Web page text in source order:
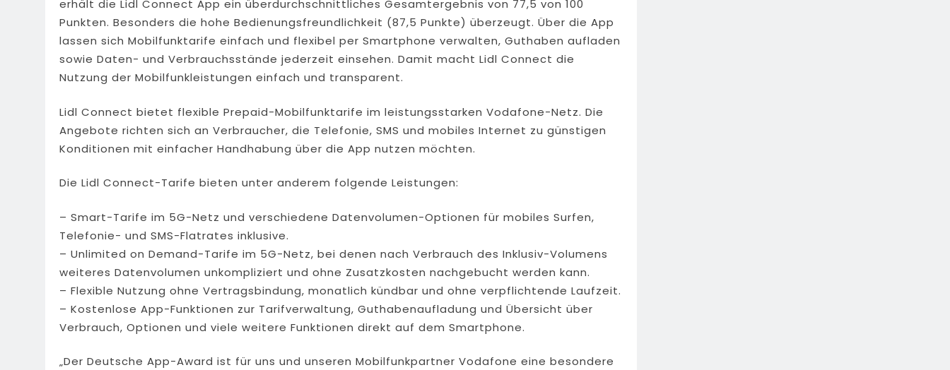
erhält die Lidl Connect App ein überdurchschnittliches Gesamtergebnis von 77,5 von 100
Punkten. Besonders die hohe Bedienungsfreundlichkeit (87,5 Punkte) überzeugt. Über die App
lassen sich Mobilfunktarife einfach und flexibel per Smartphone verwalten, Guthaben aufladen
sowie Daten- und Verbrauchsstände jederzeit einsehen. Damit macht Lidl Connect die
Nutzung der Mobilfunkleistungen einfach und transparent.
Lidl Connect bietet flexible Prepaid-Mobilfunktarife im leistungsstarken Vodafone-Netz. Die
Angebote richten sich an Verbraucher, die Telefonie, SMS und mobiles Internet zu günstigen
Konditionen mit einfacher Handhabung über die App nutzen möchten.
Die Lidl Connect-Tarife bieten unter anderem folgende Leistungen:
– Smart-Tarife im 5G-Netz und verschiedene Datenvolumen-Optionen für mobiles Surfen,
Telefonie- und SMS-Flatrates inklusive.
– Unlimited on Demand-Tarife im 5G-Netz, bei denen nach Verbrauch des Inklusiv-Volumens
weiteres Datenvolumen unkompliziert und ohne Zusatzkosten nachgebucht werden kann.
– Flexible Nutzung ohne Vertragsbindung, monatlich kündbar und ohne verpflichtende Laufzeit.
– Kostenlose App-Funktionen zur Tarifverwaltung, Guthabenaufladung und Übersicht über
Verbrauch, Optionen und viele weitere Funktionen direkt auf dem Smartphone.
„Der Deutsche App-Award ist für uns und unseren Mobilfunkpartner Vodafone eine besondere